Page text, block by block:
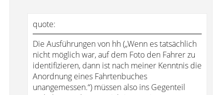
quote:
Die Ausführungen von hh („Wenn es tatsächlich
nicht möglich war, auf dem Foto den Fahrer zu
identifizieren, dann ist nach meiner Kenntnis die
Anordnung eines Fahrtenbuches
unangemessen.“) müssen also ins Gegenteil